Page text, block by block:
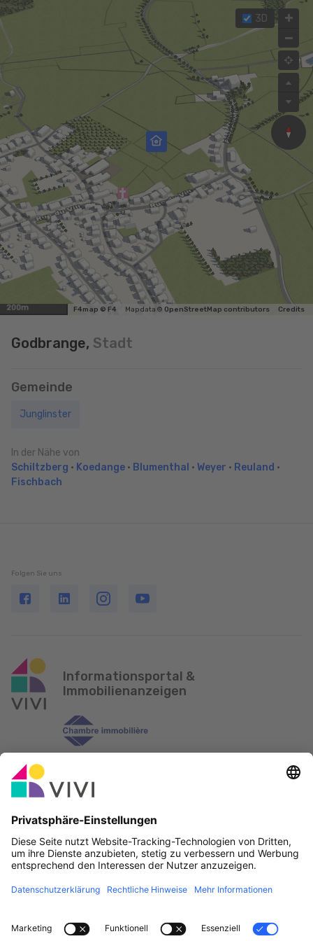
3D
200m F4map © F4 Map data © OpenStreetMap contributors Credits
Godbrange, Stadt
Gemeinde
Junglinster
In der Nähe von
Schiltzberg • Koedange • Blumenthal • Weyer • Reuland •
Fischbach
Folgen Sie uns
Informationsportal &
Immobilienanzeigen
Makler, werdet Mitglied!